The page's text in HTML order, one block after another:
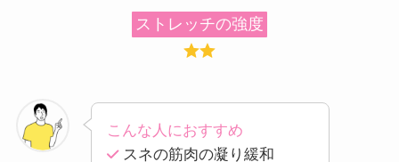
ストレッチの強度
こんな人におすすめ
スネの筋肉の凝り緩和